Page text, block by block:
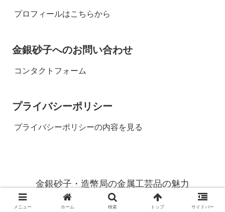
プロフィールはこちらから
金銀砂子へのお問い合わせ
コンタクトフォーム
プライバシーポリシー
プライバシーポリシーの内容を見る
金銀砂子・造幣局の金属工芸品の魅力
© 2018 金銀砂子・造幣局の金属工芸品の魅力.
メニュー ホーム 検索 トップ サイドバー